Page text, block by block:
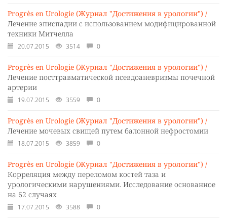
Progrès en Urologie (Журнал "Достижения в урологии") /
Лечение эписпадии с использованием модифицированной
техники Митчелла
20.07.2015 3514 0
Progrès en Urologie (Журнал "Достижения в урологии") /
Лечение посттравматической псевдоаневризмы почечной
артерии
19.07.2015 3559 0
Progrès en Urologie (Журнал "Достижения в урологии") /
Лечение мочевых свищей путем балонной нефростомии
18.07.2015 3859 0
Progrès en Urologie (Журнал "Достижения в урологии") /
Корреляция между переломом костей таза и
урологическими нарушениями. Исследование основанное
на 62 случаях
17.07.2015 3588 0